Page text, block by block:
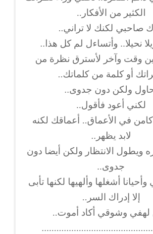
الكثير من الأفكار..
صاحبي لكنك لا تراني..
نحيلا.. وأتساءل لم كل هذا..
وقت وآخر لأسترق نظرة من
أو كلمة من كلماتك..
ولكن دون جدوى..
لكني أعود فأقول..
في الأعماق.. أعماقك لكنه
لابد يظهر..
ويطول الانتظار ولكن أيضا دون
جدوى..
أشغلها وألهيها لكنها تأبى
إلا إدراك السر..
وشوقي أكاد أموت..